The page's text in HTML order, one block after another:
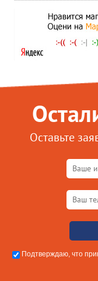
Оставьте
Подтверждаю, что